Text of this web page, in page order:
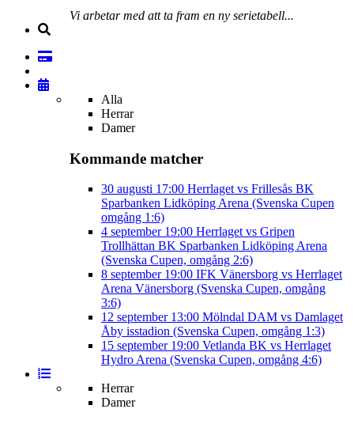
Vi arbetar med att ta fram en ny serietabell...
Alla
Herrar
Damer
Kommande matcher
30 augusti 17:00 Herrlaget vs Frillesås BK
Sparbanken Lidköping Arena (Svenska Cupen
omgång 1:6)
4 september 19:00 Herrlaget vs Gripen
Trollhättan BK Sparbanken Lidköping Arena
(Svenska Cupen, omgång 2:6)
8 september 19:00 IFK Vänersborg vs Herrlaget
Arena Vänersborg (Svenska Cupen, omgång
3:6)
12 september 13:00 Mölndal DAM vs Damlaget
Åby isstadion (Svenska Cupen, omgång 1:3)
15 september 19:00 Vetlanda BK vs Herrlaget
Hydro Arena (Svenska Cupen, omgång 4:6)
Herrar
Damer